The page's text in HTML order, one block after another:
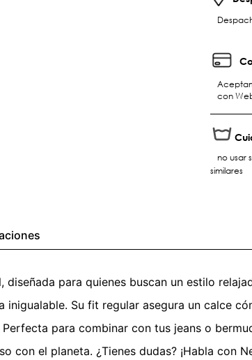
con
no usar
similares
para quienes buscan un estilo
Su fit regular asegura un calce
para combinar con tus jeans o
el planeta. ¿Tienes dudas? ¡Habla con